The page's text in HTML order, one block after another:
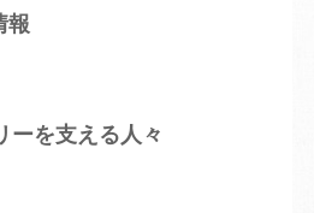
報
ーを支える人々